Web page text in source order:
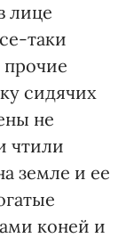
лице
таки
сидячих
не
чтили
земле и ее
коней и